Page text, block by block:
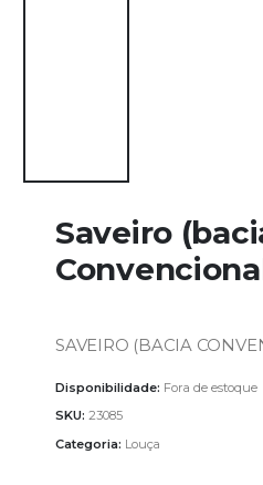
Saveiro
SAVEIRO (BACIA
Disponibilidade: Fora de estoque
SKU: 23085
Categoria: Louça